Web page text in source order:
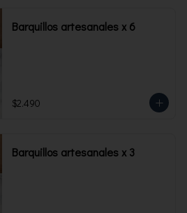
Barquillos artesanales x 6
$2.490
Barquillos artesanales x 3